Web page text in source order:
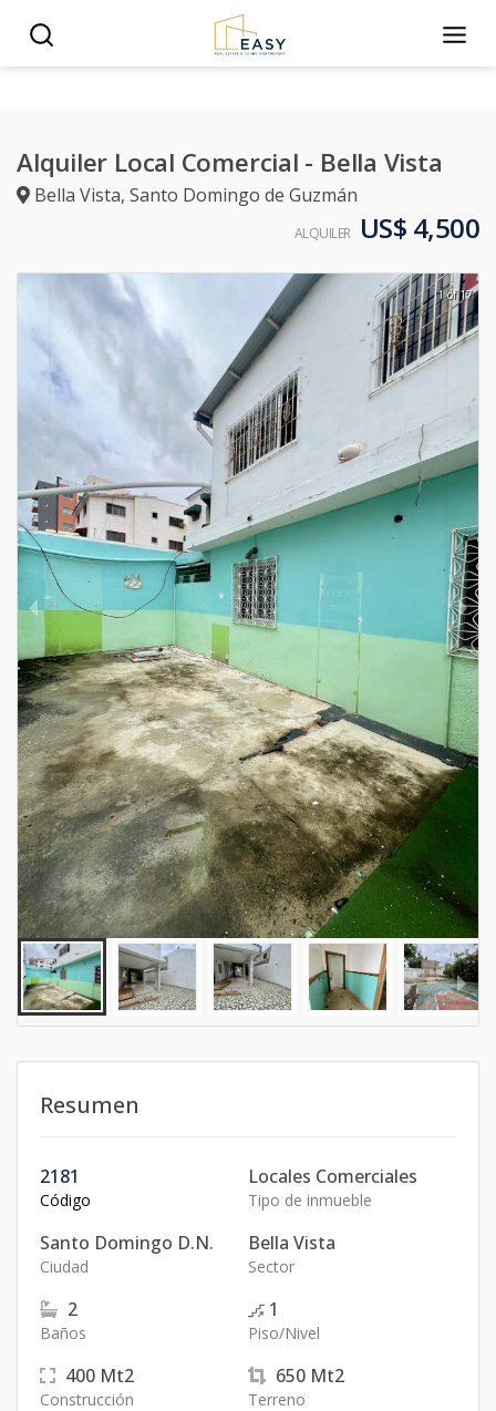
Alquiler Local Comercial - Bella Vista
Bella Vista, Santo Domingo de Guzmán
ALQUILER US$ 4,500
1 of 17
Resumen
2181
Código
Locales Comerciales
Tipo de inmueble
Santo Domingo D.N.
Ciudad
Bella Vista
Sector
2
Baños
1
Piso/Nivel
400 Mt2
Construcción
650 Mt2
Terreno